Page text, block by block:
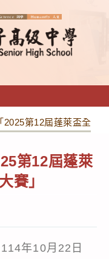
2025第12屆蓬萊盃全國
第12屆蓬萊
賽」
年10月22日